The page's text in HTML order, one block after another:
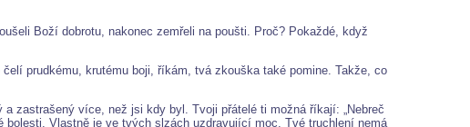
Boží dobrotu, nakonec zemřeli na poušti. Proč? Pokaždé, když
prudkému, krutému boji, říkám, tvá zkouška také pomine. Takže, co
zastrašený více, než jsi kdy byl. Tvoji přátelé ti možná říkají: „Nebreč
Vlastně je ve tvých slzách uzdravující moc. Tvé truchlení nemá